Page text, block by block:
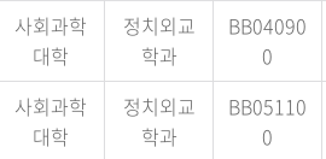
사회과학
대학
정치외교
학과
BB04090
0
사회과학
대학
정치외교
학과
BB05110
0